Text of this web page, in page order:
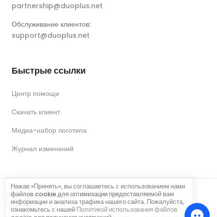
partnership@duoplus.net
Обслуживание клиентов:
support@duoplus.net
Быстрые ссылки
Центр помощи
Скачать клиент
Медиа-набор логотипа
Журнал изменений
Все права защищены © DUOPLUS PTE. LTD.
Политика
Соглашение о
Соглашение
Нажав «Принять», вы соглашаетесь с использованием нами
файлов cookie для оптимизации предоставляемой вам
информации и анализа трафика нашего сайта. Пожалуйста,
ознакомьтесь с нашей Политикой использования файлов